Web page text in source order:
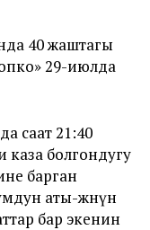
40 жаштагы
29-июлда
саат 21:40
болгондугу
барган
аты-жөнүн
бар экенин